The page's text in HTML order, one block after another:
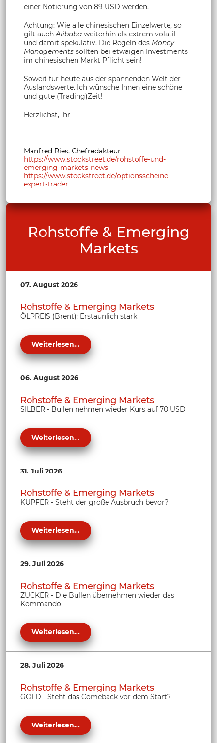
einer Notierung von 89 USD werden.
Achtung: Wie alle chinesischen Einzelwerte, so
gilt auchAlibaba weiterhin als extrem volatil –
und damit spekulativ. Die Regeln des Money
Managements sollten bei etwaigen Investments
im chinesischen Markt Pflicht sein!
Soweit für heute aus der spannenden Welt der
Auslandswerte. Ich wünsche Ihnen eine schöne
und gute (Trading)Zeit!
Herzlichst, Ihr
Manfred Ries, Chefredakteur
https://www.stockstreet.de/rohstoffe-und-
emerging-markets-news
https://www.stockstreet.de/optionsscheine-
expert-trader
Rohstoffe & Emerging
Markets
07. August 2026
Rohstoffe & Emerging Markets
ÖLPREIS (Brent): Erstaunlich stark
Weiterlesen...
06. August 2026
Rohstoffe & Emerging Markets
SILBER - Bullen nehmen wieder Kurs auf 70 USD
Weiterlesen...
31. Juli 2026
Rohstoffe & Emerging Markets
KUPFER - Steht der große Ausbruch bevor?
Weiterlesen...
29. Juli 2026
Rohstoffe & Emerging Markets
ZUCKER - Die Bullen übernehmen wieder das
Kommando
Weiterlesen...
28. Juli 2026
Rohstoffe & Emerging Markets
GOLD - Steht das Comeback vor dem Start?
Weiterlesen...